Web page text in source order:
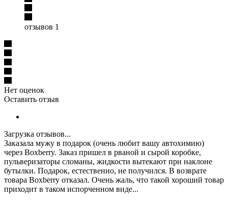
отзывов 1
Нет оценок
Оставить отзыв
Загрузка отзывов...
Заказала мужу в подарок (очень любит вашу автохимию)
через Boxberry. Заказ пришел в рваной и сырой коробке,
пульверизаторы сломаны, жидкости вытекают при наклоне
бутылки. Подарок, естественно, не получился. В возврате
товара Boxberry отказал. Очень жаль, что такой хороший товар
приходит в таком испорченном виде...